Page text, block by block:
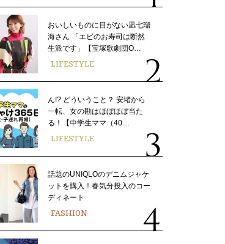
おいしいものに目がない凪七瑠
海さん 「エビのお寿司は断然
生派です」【宝塚歌劇団O…
LIFESTYLE
ん!? どういうこと？ 安堵から
一転、女の勘はほぼほぼ当た
る！【中学生ママ（40…
LIFESTYLE
話題のUNIQLOのデニムジャケ
ットを購入！春気分投入のコー
ディネート
FASHION